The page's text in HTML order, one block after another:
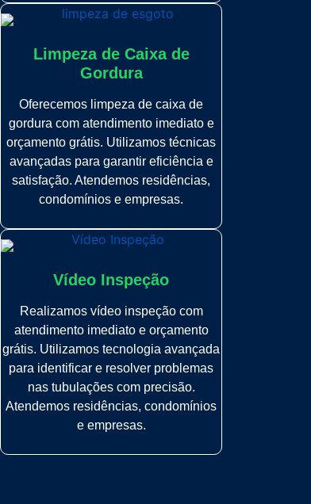
Limpeza de Caixa de
Gordura
Oferecemos limpeza de caixa de
gordura com atendimento imediato e
orçamento grátis. Utilizamos técnicas
avançadas para garantir eficiência e
satisfação. Atendemos residências,
condomínios e empresas.
Vídeo Inspeção
Realizamos vídeo inspeção com
atendimento imediato e orçamento
grátis. Utilizamos tecnologia avançada
para identificar e resolver problemas
nas tubulações com precisão.
Atendemos residências, condomínios
e empresas.